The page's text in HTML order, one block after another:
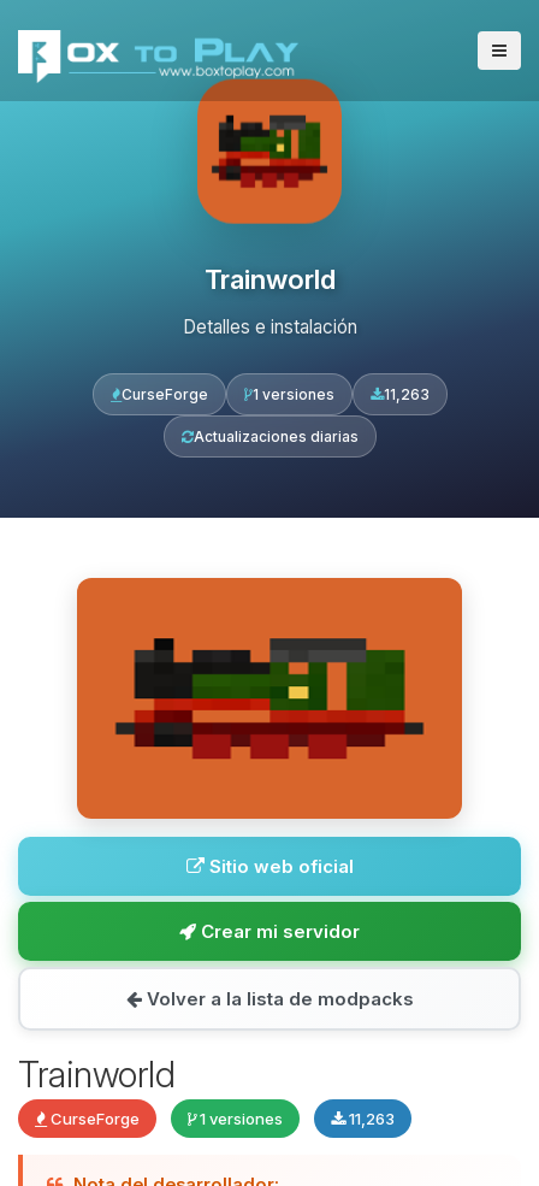
Trainworld
Detalles e instalación
CurseForge 1 versiones 11,263
Actualizaciones diarias
Sitio web oficial
Crear mi servidor
Volver a la lista de modpacks
Trainworld
CurseForge 1 versiones 11,263